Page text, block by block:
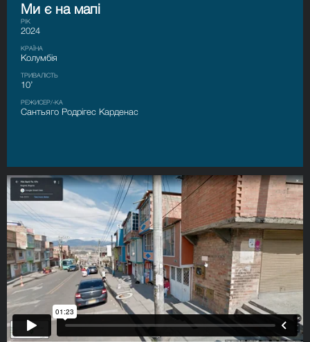
Ми є на мапі
РІК
2024
КРАЇНА
Колумбія
ТРИВАЛІСТЬ
10’
РЕЖИСЕР/-КА
Сантьяго Родрігес Карденас